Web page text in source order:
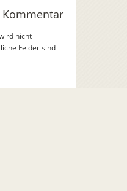
Kommentar
nicht
Felder sind